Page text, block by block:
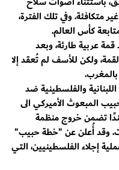
متكافئة. وفي تلك الفترة،
كأس العالم.
عربية طارئة، وبعد
ولكن للأسف لم تُعقد إلا
والفلسطينية ضد
المبعوث الأميركي الى
والمنطقة، في انتزاع اتفاق من 14 بندًا تضمن خروج منظمة
وقد أُعلن عن "خطة حبيب"
إجلاء الفلسطينيين، التي